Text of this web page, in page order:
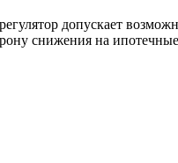
допускает
снижения на